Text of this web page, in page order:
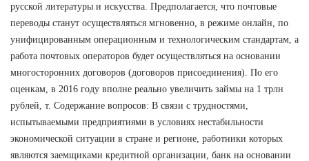
русской литературы и искусства. Предполагается, что почтовые
переводы станут осуществляться мгновенно, в режиме онлайн, по
унифицированным операционным и технологическим стандартам, а
работа почтовых операторов будет осуществляться на основании
многосторонних договоров (договоров присоединения). По его
оценкам, в 2016 году вполне реально увеличить займы на 1 трлн
рублей, т. Содержание вопросов: В связи с трудностями,
испытываемыми предприятиями в условиях нестабильности
экономической ситуации в стране и регионе, работники которых
являются заемщиками кредитной организации, банк на основании